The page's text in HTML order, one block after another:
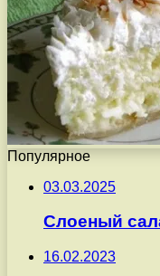
Популярное
03.03.2025
Слоеный
16.02.2023